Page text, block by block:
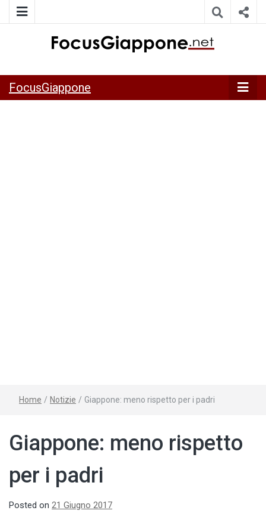
della Japan Italy Economic Federation
FocusGiappone
Home / Notizie / Giappone: meno rispetto per i padri
Giappone: meno rispetto
per i padri
Posted on 21 Giugno 2017